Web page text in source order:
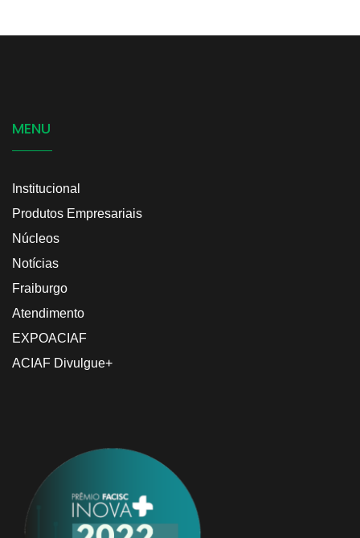
MENU
Institucional
Produtos Empresariais
Núcleos
Notícias
Fraiburgo
Atendimento
EXPOACIAF
ACIAF Divulgue+